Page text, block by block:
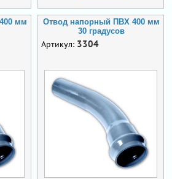
мм
Отвод напорный ПВХ 400 мм
30 градусов
Артикул: 3304